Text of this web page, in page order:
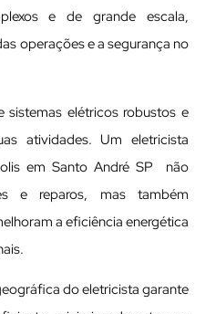
e de grande escala,
operações e a segurança no
sistemas elétricos robustos e
atividades. Um eletricista
em Santo André SP não
e reparos, mas também
a eficiência energética
do eletricista garante